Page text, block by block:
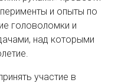
и опыты по
головоломки и
над которыми
участие в